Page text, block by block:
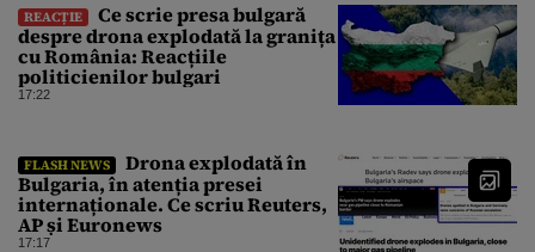
REACȚIE
Ce scrie presa bulgară
despre drona explodată la granița
cu România: Reacțiile
politicienilor bulgari
17:22
FLASH NEWS
Drona explodată în
Bulgaria, în atenția presei
internaționale. Ce scriu Reuters,
AP și Euronews
17:17